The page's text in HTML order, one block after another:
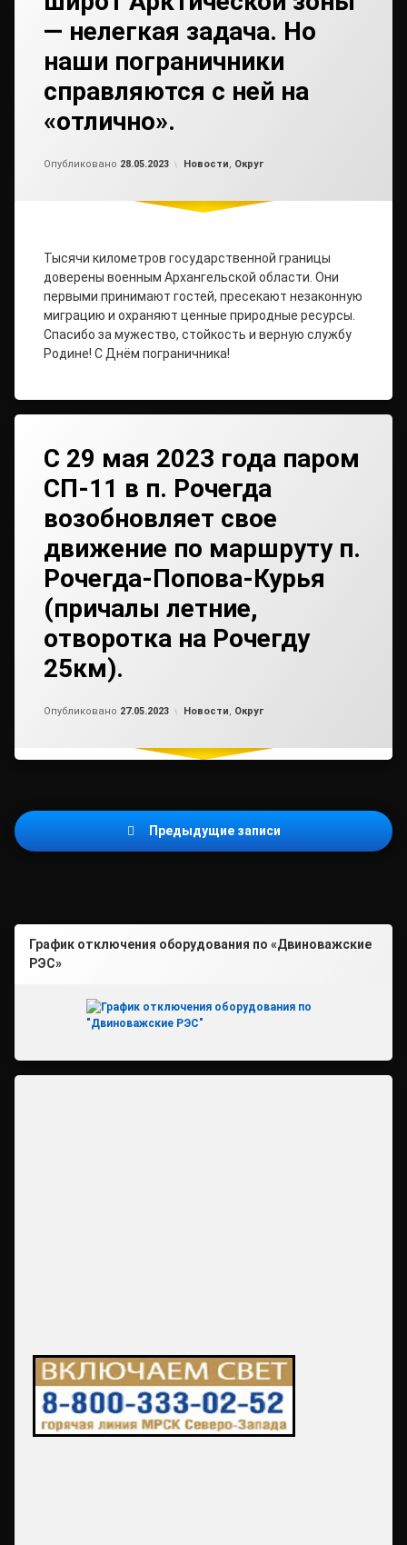
— нелегкая задача. Но
наши пограничники
справляются с ней на
«отлично».
Опубликовано 28.05.2023 Рубрики:
Новости, Округ
Тысячи километров государственной границы
доверены военным Архангельской области. Они
первыми принимают гостей, пресекают незаконную
миграцию и охраняют ценные природные ресурсы.
Спасибо за мужество, стойкость и верную службу
Родине! С Днём пограничника!
С 29 мая 2023 года паром
СП-11 в п. Рочегда
возобновляет свое
движение по маршруту п.
Рочегда-Попова-Курья
(причалы летние,
отворотка на Рочегду
25км).
Опубликовано 27.05.2023 Рубрики:
Новости, Округ
Навигация
по
Предыдущие записи
График отключения оборудования по «Двиноважские
РЭС»